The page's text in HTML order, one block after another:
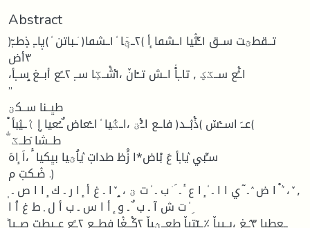
Abstract
تــقطؿت ســق ١ــٝٓثٛيا ١ــشٯا ٕأ )٢ــؿٕٓا ٗ ١ــشٯا( ٘ــباتن ٗ )يٜاــٖ ذٜطــٖٓ(
٣أض
،اــًٗٝع ســػؼ ٫ تاــٜاْٗ اــش تــْانٚ ،١ٝشٝــػٕا ســٜ ٢ــًع أبــغ ٟســٜأ
”
طڀــنا ســكؾ
ْ عــَ اســٝسٚ )ذٝبٛــد( فاــع اــُٝؾ ،اــػُٓيا ٗ اــٝعاض ٌــُعيا ٍإ )ٛــيٛبأ(
ٗ ّطــشا ٙطــػ
سـًٓبي ٞياـٖأ عَ بْاض٭ا زًٛظ طداتٜ ٞياُؿيا بڀكيا َٔ ،اَ ٕاهَ
ضٛـكتٜ م .)
٫ ٚ ، ٞ ْ ا ض ٛ ـ ٓ ي ا ا ـ ٗ ٕ ا ع ٔ ـ َ ٘ ب ـ ٗ ت ؾ ، ٟ ٚ ا ـ غ أ ٕ ا ر ـ ك ٕ ا ا ص ـ ٖ
ِ ٗ ت ش آ ـ ب ٌ ـ و ٕ أ ا س ـ ب أ ل ٜ ط غ ٱ ا